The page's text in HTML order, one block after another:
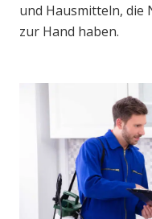
und Hausmitteln, die
zur Hand haben.